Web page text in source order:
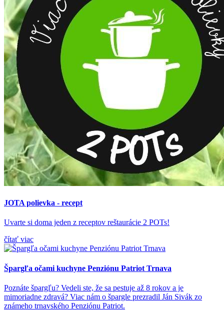
JOTA polievka - recept
Uvarte si doma jeden z receptov reštaurácie 2 POTs!
čítať viac
Špargľa očami kuchyne Penziónu Patriot Trnava
Poznáte špargľu? Vedeli ste, že sa pestuje až 8 rokov a je
mimoriadne zdravá? Viac nám o špargle prezradil Ján Sivák zo
známeho trnavského Penziónu Patriot.